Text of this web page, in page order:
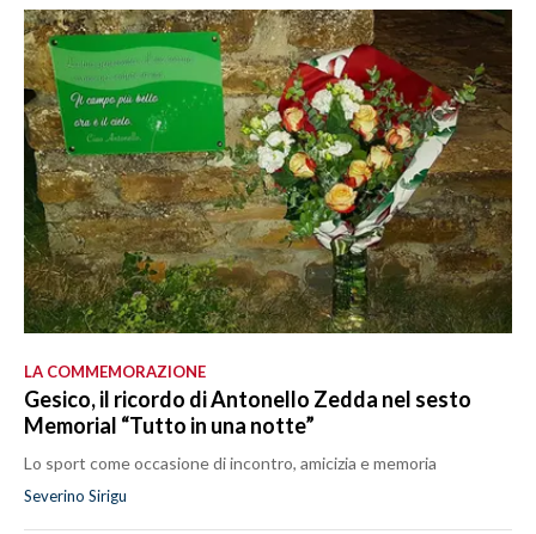
LA COMMEMORAZIONE
Gesico, il ricordo di Antonello Zedda nel sesto
Memorial “Tutto in una notte”
Lo sport come occasione di incontro, amicizia e memoria
Severino Sirigu